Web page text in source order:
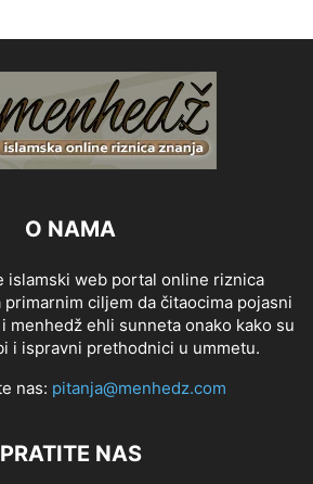
O NAMA
islamski web portal online riznica
primarnim ciljem da čitaocima pojasni
menhedž ehli sunneta onako kako su
i ispravni prethodnici u ummetu.
nas: pitanja@menhedz.com
PRATITE NAS